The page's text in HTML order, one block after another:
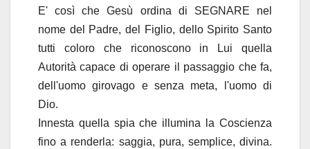
E' così che Gesù ordina di SEGNARE nel
nome del Padre, del Figlio, dello Spirito Santo
tutti coloro che riconoscono in Lui quella
Autorità capace di operare il passaggio che fa,
dell'uomo girovago e senza meta, l'uomo di
Dio.
Innesta quella spia che illumina la Coscienza
fino a renderla: saggia, pura, semplice, divina.